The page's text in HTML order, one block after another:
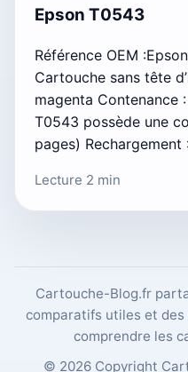
Epson T0543
Référence OEM
Cartouche sans tête
magenta Contenance
T0543 possède une
pages) Rechargement
Lecture 2 min
Cartouche-Blog.fr
comparatifs utiles et
comprendre les
© 2026 Copyright